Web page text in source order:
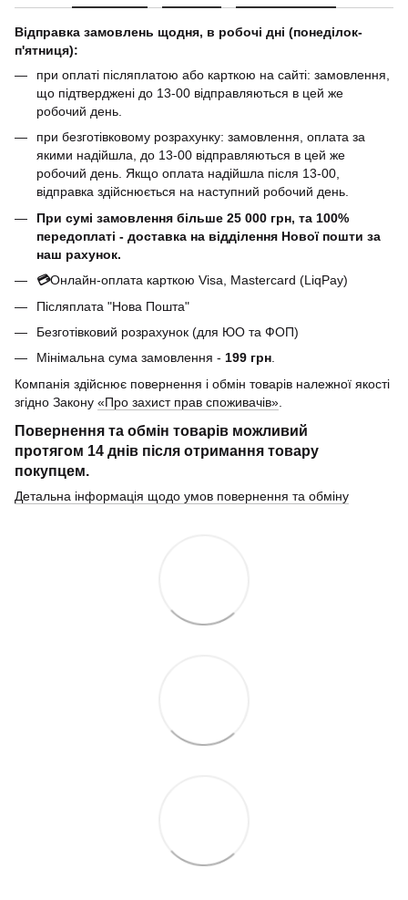
Відправка замовлень щодня, в робочі дні (понеділок-
п'ятниця):
при оплаті післяплатою або карткою на сайті: замовлення,
що підтверджені до 13-00 відправляються в цей же
робочий день.
при безготівковому розрахунку: замовлення, оплата за
якими надійшла, до 13-00 відправляються в цей же
робочий день. Якщо оплата надійшла після 13-00,
відправка здійснюється на наступний робочий день.
При сумі замовлення більше 25 000 грн, та 100%
передоплаті - доставка на відділення Нової пошти за
наш рахунок.
💳Онлайн-оплата карткою Visa, Mastercard (LiqPay)
Післяплата "Нова Пошта"
Безготівковий розрахунок (для ЮО та ФОП)
Мінімальна сума замовлення - 199 грн.
Компанія здійснює повернення і обмін товарів належної якості
згідно Закону «Про захист прав споживачів»
Повернення та обмін товарів можливий
протягом 14 днів після отримання товару
покупцем.
Детальна інформація щодо умов повернення та обміну